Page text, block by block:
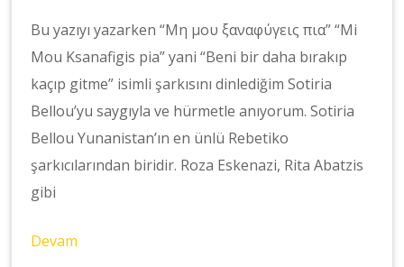
Bu yazıyı yazarken “Μη μου ξαναφύγεις πια” “Mi
Mou Ksanafigis pia” yani “Beni bir daha bırakıp
kaçıp gitme” isimli şarkısını dinlediğim Sotiria
Bellou’yu saygıyla ve hürmetle anıyorum. Sotiria
Bellou Yunanistan’ın en ünlü Rebetiko
şarkıcılarından biridir. Roza Eskenazi, Rita Abatzis
gibi
Devam